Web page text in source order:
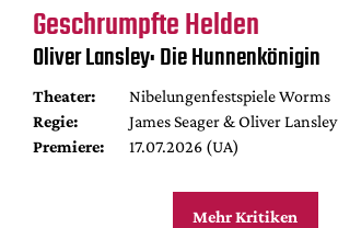
Geschrumpfte Helden
Oliver Lansley: Die Hunnenkönigin
Theater:
Nibelungenfestspiele Worms
Regie:
James Seager & Oliver Lansley
Premiere:
17.07.2026 (UA)
Mehr Kritiken